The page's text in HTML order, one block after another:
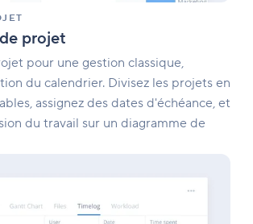
projet
pour une gestion classique,
du calendrier. Divisez les projets en
assignez des dates d'échéance, et
du travail sur un diagramme de